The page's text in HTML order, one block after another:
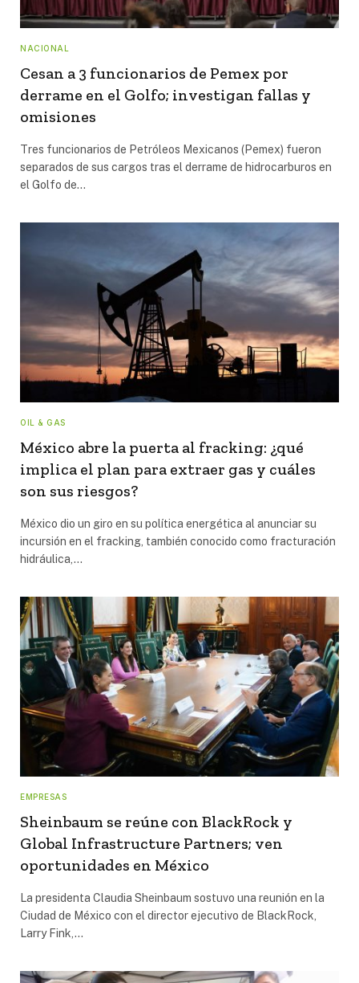
NACIONAL
Cesan a 3 funcionarios de Pemex por
derrame en el Golfo; investigan fallas y
omisiones
Tres funcionarios de Petróleos Mexicanos (Pemex) fueron
separados de sus cargos tras el derrame de hidrocarburos en
el Golfo de…
OIL & GAS
México abre la puerta al fracking: ¿qué
implica el plan para extraer gas y cuáles
son sus riesgos?
México dio un giro en su política energética al anunciar su
incursión en el fracking, también conocido como fracturación
hidráulica,…
EMPRESAS
Sheinbaum se reúne con BlackRock y
Global Infrastructure Partners; ven
oportunidades en México
La presidenta Claudia Sheinbaum sostuvo una reunión en la
Ciudad de México con el director ejecutivo de BlackRock,
Larry Fink,…